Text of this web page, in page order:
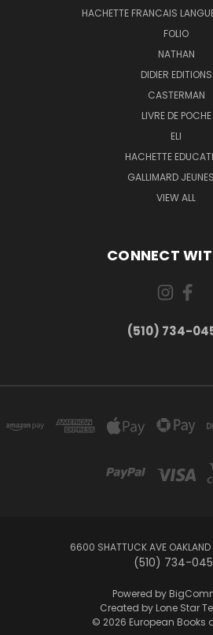
HACHETTE FRANCAIS
FOLIO
NATHAN
DIDIER EDITIONS
CASTERMAN
LIVRE DE POCHE
ELI
HACHETTE
GALLIMARD
VIEW ALL
CONNECT
(510) 734-
6600 SHATTUCK AVE
(510) 734-
Powered by
Created by Lone Star
© 2026 European Books